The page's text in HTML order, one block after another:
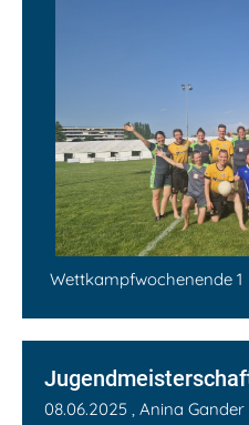
Wettkampfwochenende 1
08.06.2025 , Anina Gander